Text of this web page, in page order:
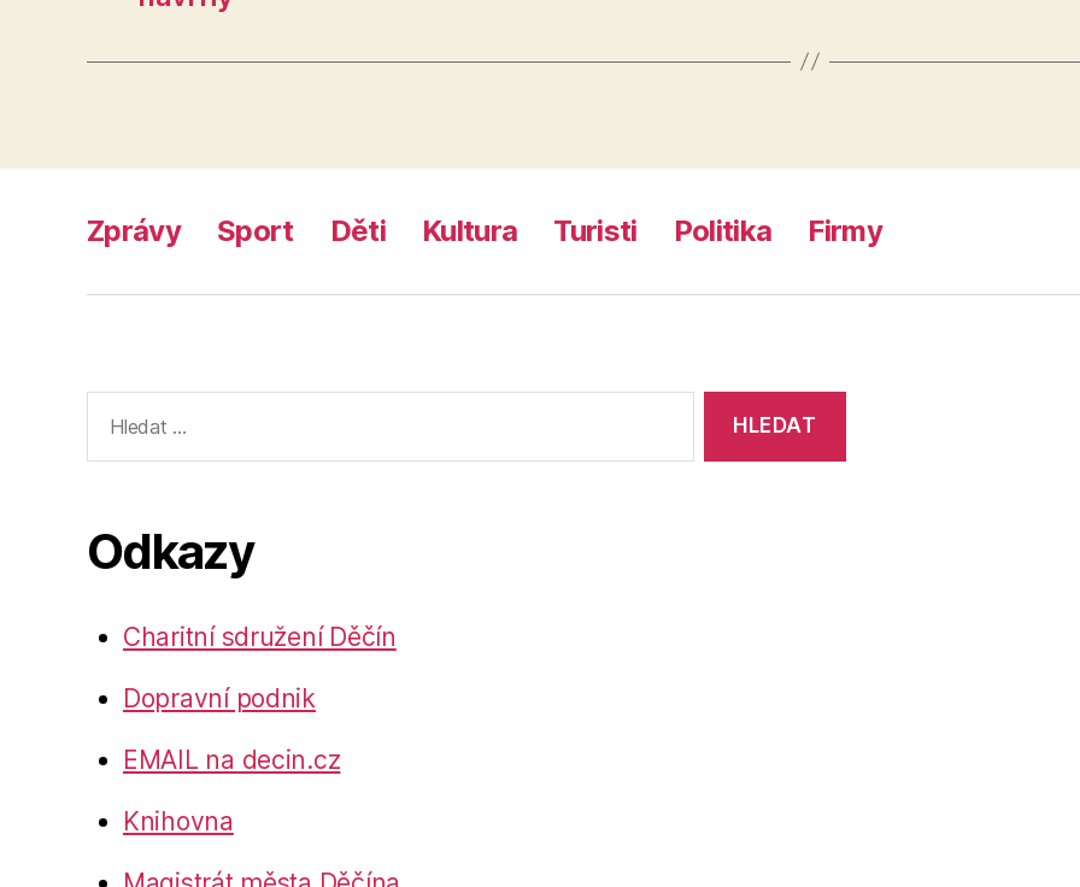
Zprávy Sport Děti Kultura Turisti Politika Firmy
vyhledávání:
Odkazy
Charitní sdružení Děčín
Dopravní podnik
EMAIL na decin.cz
Knihovna